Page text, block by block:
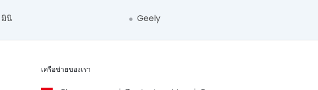
มินิ Geely
เครือข่ายของเรา